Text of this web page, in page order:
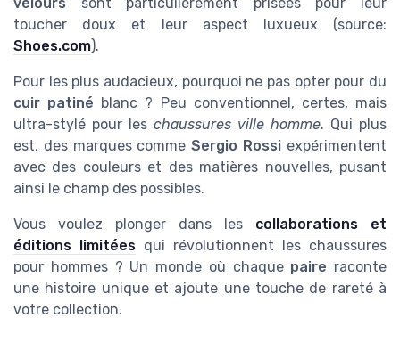
velours sont particulièrement prisées pour leur
toucher doux et leur aspect luxueux (source:
Shoes.com).
Pour les plus audacieux, pourquoi ne pas opter pour du
cuir patiné blanc ? Peu conventionnel, certes, mais
ultra-stylé pour les chaussures ville homme. Qui plus
est, des marques commeSergio Rossi expérimentent
avec des couleurs et des matières nouvelles, pusant
ainsi le champ des possibles.
Vous voulez plonger dans les collaborations et
éditions limitées qui révolutionnent les chaussures
pour hommes ? Un monde où chaque paire raconte
une histoire unique et ajoute une touche de rareté à
votre collection.